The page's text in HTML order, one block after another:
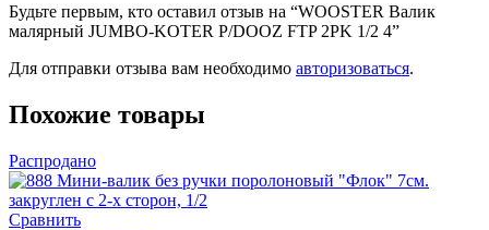
Будьте первым, кто оставил отзыв на “WOOSTER Валик
малярный JUMBO-KOTER P/DOOZ FTP 2PK 1/2 4”
Для отправки отзыва вам необходимо авторизоваться.
Похожие товары
Распродано
Сравнить